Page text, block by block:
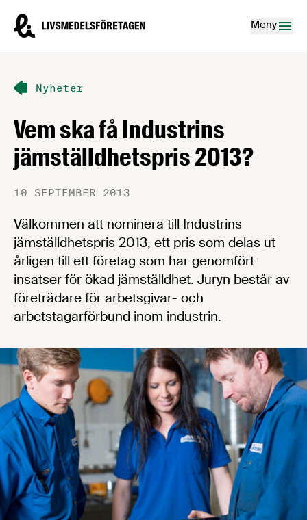
Livsmedelsföretagen – till startsidan
Meny
Nyheter
Vem ska få Industrins
jämställdhetspris 2013?
10 SEPTEMBER 2013
Välkommen att nominera till Industrins
jämställdhetspris 2013, ett pris som delas ut
årligen till ett företag som har genomfört
insatser för ökad jämställdhet. Juryn består av
företrädare för arbetsgivar- och
arbetstagarförbund inom industrin.